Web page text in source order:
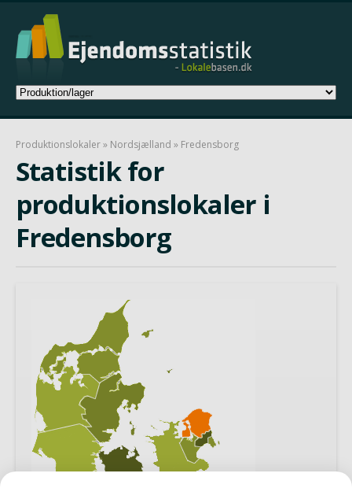
Produktionslokaler» Nordsjælland » Fredensborg
Statistik for
produktionslokaler i
Fredensborg